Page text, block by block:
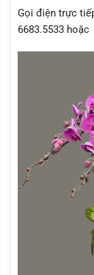
Gọi điện trực
6683.5533 hoặc